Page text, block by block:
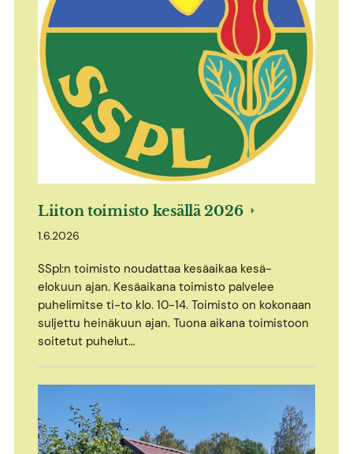
Liiton toimisto kesällä 2026
1.6.2026
SSpl:n toimisto noudattaa kesäaikaa kesä-
elokuun ajan. Kesäaikana toimisto palvelee
puhelimitse ti-to klo. 10-14. Toimisto on kokonaan
suljettu heinäkuun ajan. Tuona aikana toimistoon
soitetut puhelut…